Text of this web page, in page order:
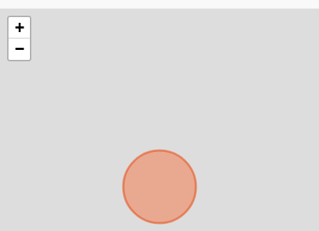
+
−
Tus datos están seguros
No compartimos tu información ni enviamos spam.